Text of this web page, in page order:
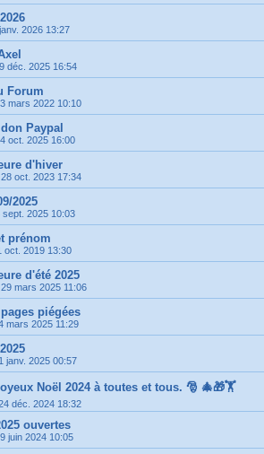
2026 13:27
déc. 2025 16:54
Forum
mars 2022 10:10
Paypal
oct. 2025 16:00
d'hiver
oct. 2023 17:34
2025
sept. 2025 10:03
prénom
oct. 2019 13:30
d'été 2025
mars 2025 11:06
piégées
mars 2025 11:29
janv. 2025 00:57
Noël 2024 à toutes et tous. 🎅 🎄🎁🏋️
déc. 2024 18:32
ouvertes
juin 2024 10:05